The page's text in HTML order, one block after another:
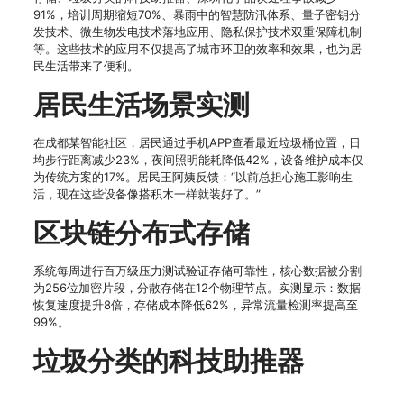
91%，培训周期缩短70%、暴雨中的智慧防汛体系、量子密钥分
发技术、微生物发电技术落地应用、隐私保护技术双重保障机制
等。这些技术的应用不仅提高了城市环卫的效率和效果，也为居
民生活带来了便利。
居民生活场景实测
在成都某智能社区，居民通过手机APP查看最近垃圾桶位置，日
均步行距离减少23%，夜间照明能耗降低42%，设备维护成本仅
为传统方案的17%。居民王阿姨反馈：“以前总担心施工影响生
活，现在这些设备像搭积木一样就装好了。”
区块链分布式存储
系统每周进行百万级压力测试验证存储可靠性，核心数据被分割
为256位加密片段，分散存储在12个物理节点。实测显示：数据
恢复速度提升8倍，存储成本降低62%，异常流量检测率提高至
99%。
垃圾分类的科技助推器